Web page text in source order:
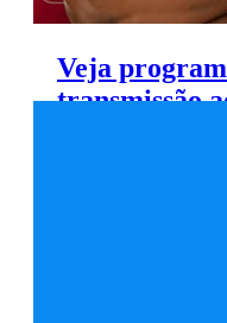
Veja
transmissão